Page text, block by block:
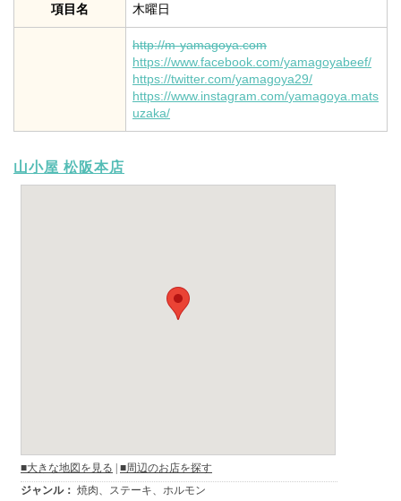
項目名 木曜日
http://m-yamagoya.com
https://www.facebook.com/yamagoyabeef/
https://twitter.com/yamagoya29/
https://www.instagram.com/yamagoya.mats
uzaka/
山小屋 松阪本店